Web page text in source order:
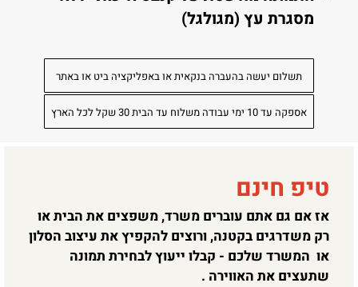
מסגרת עץ (מגולגל)
תשלום יעשה בהעברה בנקאית או באפליקציה ביט או באתר
אספקה עד 10 ימי עבודה משלוח עד הבית 30 שקל לכל הארץ
טיפ חינם
אז אם גם אתם עוברים משרד, משפצים את הבית או
רק משדרגים בקטנה, ורוצים להקפיץ את עיצוב הסלון
או המשרד שלכם - קבלו ייעוץ לבחירת תמונה
שתעצים את האווירה .